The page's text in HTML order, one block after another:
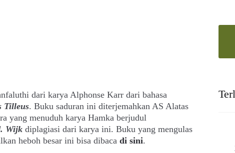
dari karya Alphonse Karr dari bahasa
Tilleus. Buku saduran ini diterjemahkan AS Alatas
yang menuduh karya Hamka berjudul
Wijkdiplagiasi dari karya ini. Buku yang mengulas
heboh besar ini bisa dibaca di sini.